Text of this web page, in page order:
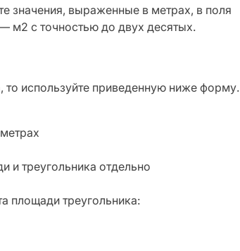
значения, выраженные в метрах, в поля
м2 с точностью до двух десятых.
то используйте приведенную ниже форму.
и треугольника отдельно
площади треугольника: